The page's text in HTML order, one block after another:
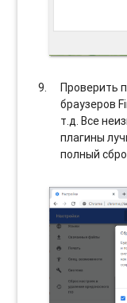
Проверить
браузеров
т.д. Все
плагины
полный